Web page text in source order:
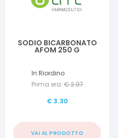
SODIO BICARBONATO
AFOM 250 G
In Riordino
Prima era: €2.97
€ 3.30
VAI AL PRODOTTO